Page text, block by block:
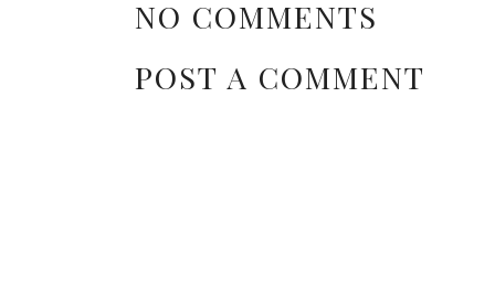
NO COMMENTS
POST A COMMENT